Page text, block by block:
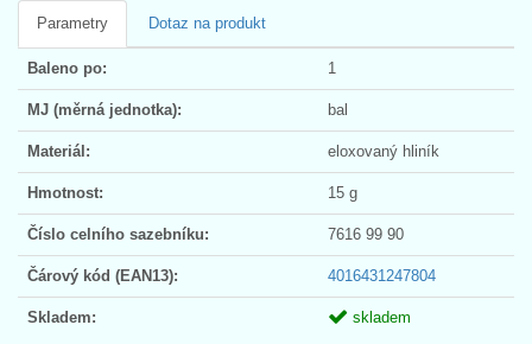
Parametry Dotaz na produkt
Baleno po: 1
MJ (měrná jednotka): bal
Materiál: eloxovaný hliník
Hmotnost: 15 g
Číslo celního sazebníku: 7616 99 90
Čárový kód (EAN13): 4016431247804
Skladem: skladem